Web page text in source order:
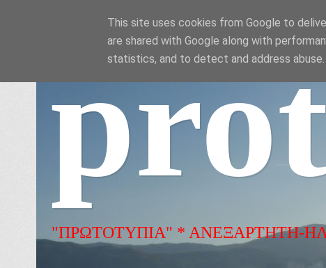
"ΠΡΩΤΟΤΥΠΙΑ" * ΑΝΕΞΑΡΤΗΤΗ-
This site uses cookies from Google to
are shared with Google along with
statistics, and to detect and address abuse.